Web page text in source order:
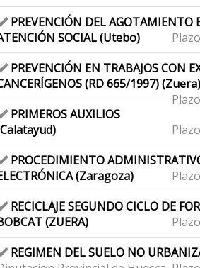
PREVENCIÓN DEL AGOTAMIENTO
SOCIAL (Utebo)
PREVENCIÓN EN TRABAJOS CON
(RD 665/1997) (Zuera)
PRIMEROS AUXILIOS
PROCEDIMIENTO
(Zaragoza)
RECICLAJE SEGUNDO CICLO DE
(ZUERA)
REGIMEN DEL SUELO NO